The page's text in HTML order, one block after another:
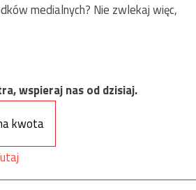
medialnych? Nie zwlekaj więc,
wspieraj nas od dzisiaj.
kwota